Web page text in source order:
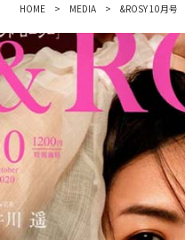
HOME > MEDIA > &ROSY 10月号